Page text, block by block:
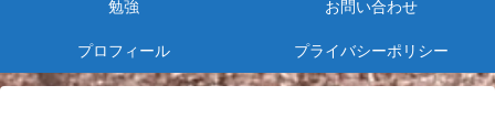
勉強 お問い合わせ
プロフィール プライバシーポリシー